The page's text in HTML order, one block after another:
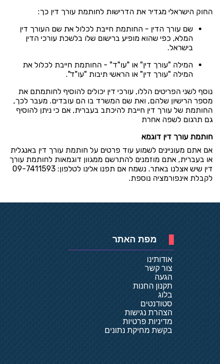
החוק הישראלי מגדיר את הדרישות לחותמת עורך דין כך:
שם עורך הדין - החותמת חייבת לכלול את שם העורך דין
המלא, כפי שהוא מופיע ברישום שלו בלשכת עורכי הדין
בישראל.
המילה "עורך דין" או "עו"ד" - החותמת חייבת לכלול את
המילה "עורך דין" או הראשי תיבות "עו"ד".
נוסף לשני הפריטים הללו, עורכי דין יכולים להוסיף לחותמתם את
מספר הרישיון שלהם, ואת שם המשרד בו הם עובדים. מעבר לכך,
החותמת של עורך דין חייבת להיכתב בעברית, אם כי ניתן להוסיף
גם תרגום לשפה אחרת
חותמת עורך דין דוגמא
אם אתם מעוניינים לשמוע עוד פרטים על חותמת עורך דין באנגלית
או בעברית, אתם מוזמנים להתרשם ממגוון דוגמאות לחותמת עורך
דין שיש אצלנו באתר. נשמח אם תפנו אלינו לטלפון: 09-7411593
לקבלת אינפורמציה נוספת.
מפת האתר
אודותינו
צור קשר
הגעה
תקנון החנות
בלוג
סטודנטים
הצהרת נגישות
מדיניות פרטיות
בקשת מחיקת נתונים